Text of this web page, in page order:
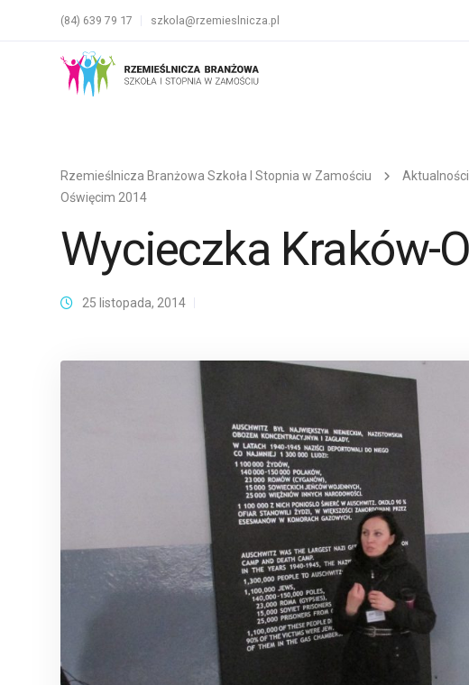
(84) 639 79 17 szkola@rzemieslnicza.pl
Rzemieślnicza Branżowa Szkoła I Stopnia w Zamościu Aktualności
Oświęcim 2014
Wycieczka Kraków-
25 listopada, 2014